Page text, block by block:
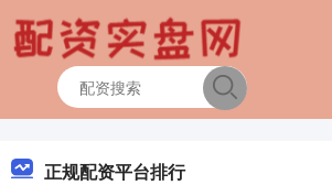
正规配资平台排行